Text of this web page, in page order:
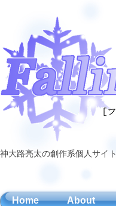
神大路亮太の創作系個人サイ
Home About